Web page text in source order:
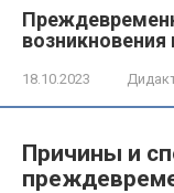
18.10.2023
Причины и